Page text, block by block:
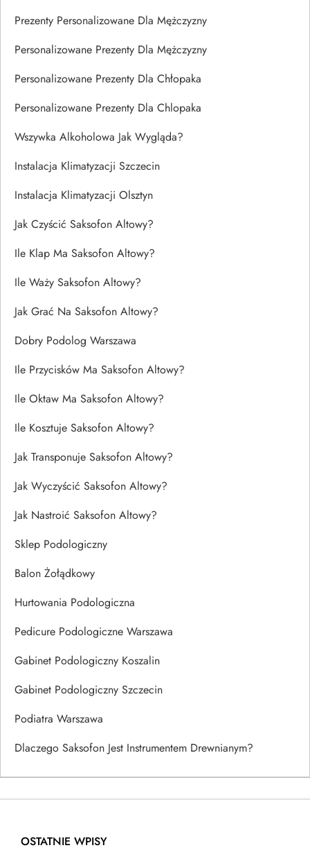
Prezenty Personalizowane Dla Mężczyzny
Personalizowane Prezenty Dla Mężczyzny
Personalizowane Prezenty Dla Chłopaka
Personalizowane Prezenty Dla Chlopaka
Wszywka Alkoholowa Jak Wygląda?
Instalacja Klimatyzacji Szczecin
Instalacja Klimatyzacji Olsztyn
Jak Czyścić Saksofon Altowy?
Ile Klap Ma Saksofon Altowy?
Ile Waży Saksofon Altowy?
Jak Grać Na Saksofon Altowy?
Dobry Podolog Warszawa
Ile Przycisków Ma Saksofon Altowy?
Ile Oktaw Ma Saksofon Altowy?
Ile Kosztuje Saksofon Altowy?
Jak Transponuje Saksofon Altowy?
Jak Wyczyścić Saksofon Altowy?
Jak Nastroić Saksofon Altowy?
Sklep Podologiczny
Balon Żołądkowy
Hurtowania Podologiczna
Pedicure Podologiczne Warszawa
Gabinet Podologiczny Koszalin
Gabinet Podologiczny Szczecin
Podiatra Warszawa
Dlaczego Saksofon Jest Instrumentem Drewnianym?
OSTATNIE WPISY